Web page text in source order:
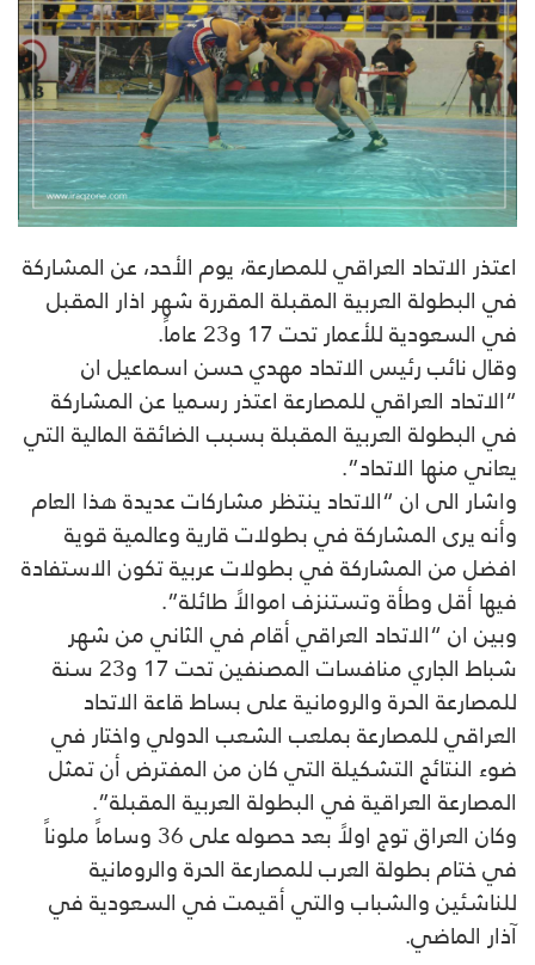
اعتذر الاتحاد العراقي للمصارعة، يوم الأحد، عن المشاركة
في البطولة العربية المقبلة المقررة شهر اذار المقبل
في السعودية للأعمار تحت 17 و23 عاماً.
وقال نائب رئيس الاتحاد مهدي حسن اسماعيل ان
“الاتحاد العراقي للمصارعة اعتذر رسميا عن المشاركة
في البطولة العربية المقبلة بسبب الضائقة المالية التي
يعاني منها الاتحاد”.
واشار الى ان “الاتحاد ينتظر مشاركات عديدة هذا العام
وأنه يرى المشاركة في بطولات قارية وعالمية قوية
افضل من المشاركة في بطولات عربية تكون الاستفادة
فيها أقل وطأة وتستنزف اموالاً طائلة”.
وبين ان “الاتحاد العراقي أقام في الثاني من شهر
شباط الجاري منافسات المصنفين تحت 17 و23 سنة
للمصارعة الحرة والرومانية على بساط قاعة الاتحاد
العراقي للمصارعة بملعب الشعب الدولي واختار في
ضوء النتائج التشكيلة التي كان من المفترض أن تمثل
المصارعة العراقية في البطولة العربية المقبلة”.
وكان العراق توج اولاً بعد حصوله على 36 وساماً ملوناً
في ختام بطولة العرب للمصارعة الحرة والرومانية
للناشئين والشباب والتي أقيمت في السعودية في
آذار الماضي.